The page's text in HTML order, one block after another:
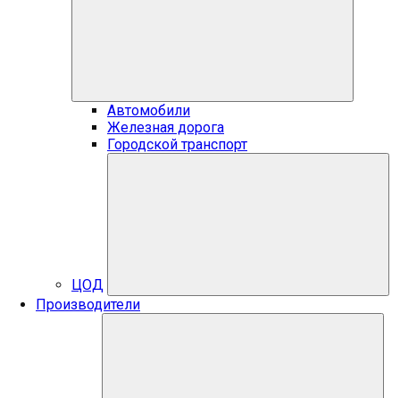
Автомобили
Железная дорога
Городской транспорт
ЦОД
Производители